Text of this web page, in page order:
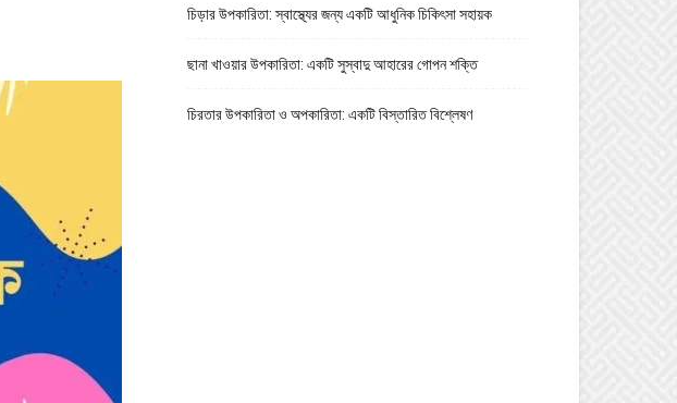
চিড়ার উপকারিতা: স্বাস্থ্যের জন্য একটি আধুনিক চিকিৎসা সহায়ক
ছানা খাওয়ার উপকারিতা: একটি সুস্বাদু আহারের গোপন শক্তি
চিরতার উপকারিতা ও অপকারিতা: একটি বিস্তারিত বিশ্লেষণ